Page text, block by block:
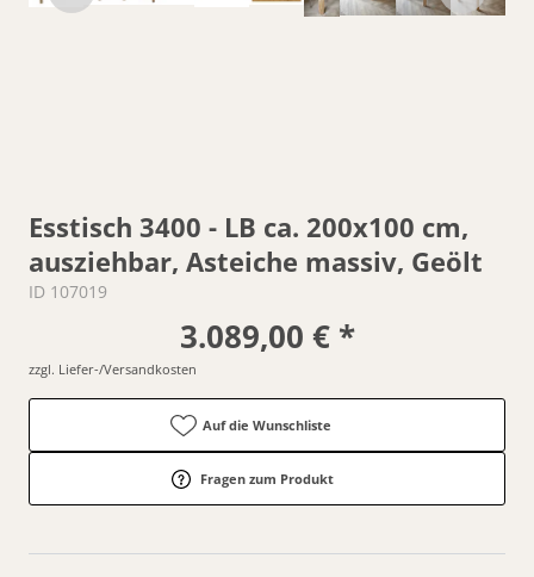
Esstisch 3400 - LB ca. 200x100 cm,
ausziehbar, Asteiche massiv, Geölt
ID 107019
3.089,00 € *
zzgl. Liefer-/Versandkosten
Auf die Wunschliste
Fragen zum Produkt